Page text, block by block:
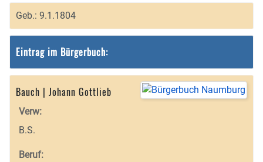
Geb.: 9.1.1804
Eintrag im Bürgerbuch:
Bauch | Johann Gottlieb
Verw:
B.S.
Beruf: